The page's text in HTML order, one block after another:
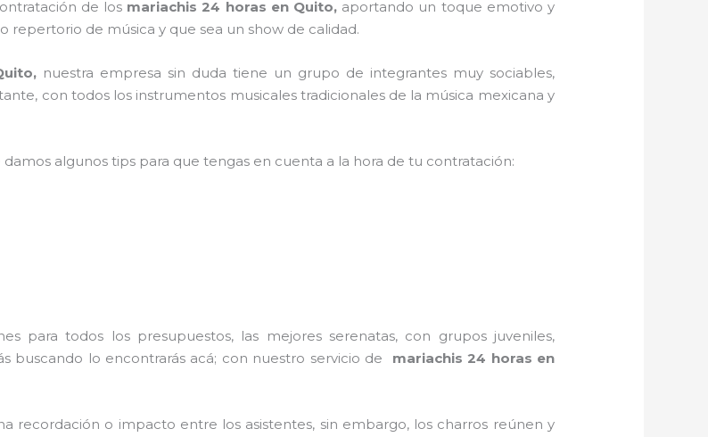
de los mariachis 24 horas en Quito, aportando un toque emotivo y
de música y que sea un show de calidad.
nuestra empresa sin duda tiene un grupo de integrantes muy sociables,
con todos los instrumentos musicales tradicionales de la música mexicana y
algunos tips para que tengas en cuenta a la hora de tu contratación:
para todos los presupuestos, las mejores serenatas, con grupos juveniles,
buscando lo encontrarás acá; con nuestro servicio de mariachis 24 horas en
recordación o impacto entre los asistentes, sin embargo, los charros reúnen y